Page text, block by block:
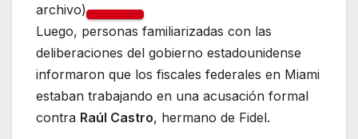
archivo)
Luego, personas familiarizadas con las
deliberaciones del gobierno estadounidense
informaron que los fiscales federales en Miami
estaban trabajando en una acusación formal
contra Raúl Castro, hermano de Fidel.